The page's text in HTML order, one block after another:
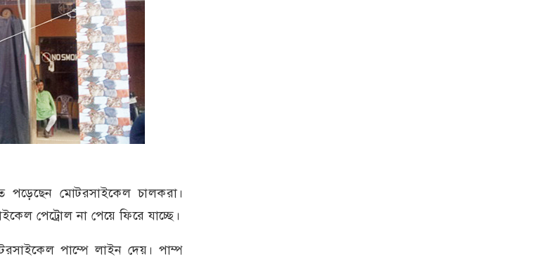
পড়েছেন মোটরসাইকেল চালকরা।
পেট্রোল না পেয়ে ফিরে যাচ্ছে।
পাম্পে লাইন দেয়। পাম্প